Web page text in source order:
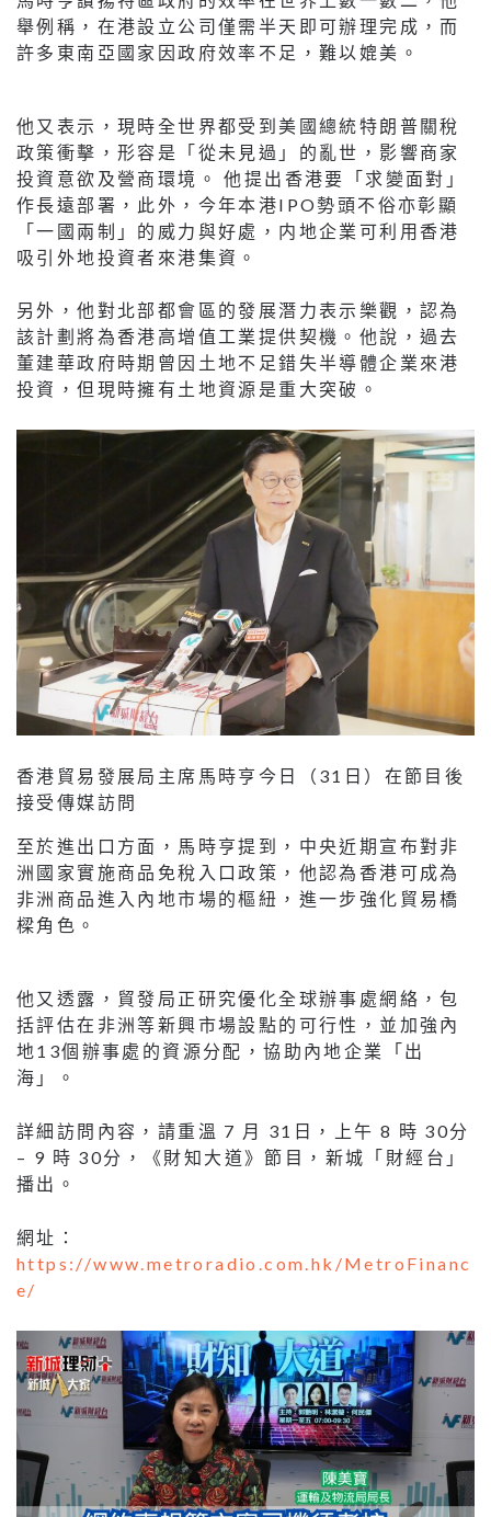
舉例稱，在港設立公司僅需半天即可辦理完成，而
許多東南亞國家因政府效率不足，難以媲美。
他又表示，現時全世界都受到美國總統特朗普關稅
政策衝擊，形容是「從未見過」的亂世，影響商家
投資意欲及營商環境。 他提出香港要「求變面對」
作長遠部署，此外，今年本港IPO勢頭不俗亦彰顯
「一國兩制」的威力與好處，内地企業可利用香港
吸引外地投資者來港集資。
另外，他對北部都會區的發展潛力表示樂觀，認為
該計劃將為香港高增值工業提供契機。他說，過去
董建華政府時期曾因土地不足錯失半導體企業來港
投資，但現時擁有土地資源是重大突破。
香港貿易發展局主席馬時亨今日（31日）在節目後
接受傳媒訪問
至於進出口方面，馬時亨提到，中央近期宣布對非
洲國家實施商品免稅入口政策，他認為香港可成為
非洲商品進入內地市場的樞紐，進一步強化貿易橋
樑角色。
他又透露，貿發局正研究優化全球辦事處網絡，包
括評估在非洲等新興市場設點的可行性，並加強內
地13個辦事處的資源分配，協助內地企業「出
海」。
詳細訪問內容，請重溫 7 月 31日，上午 8 時 30分
– 9 時 30分，《財知大道》節目，新城「財經台」
播出。
網址：
https://www.metroradio.com.hk/MetroFinanc
e/